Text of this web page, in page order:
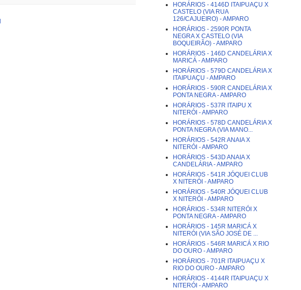
HORÁRIOS - 4146D ITAIPUAÇU X
CASTELO (VIA RUA
126/CAJUEIRO) - AMPARO
HORÁRIOS - 2590R PONTA
NEGRA X CASTELO (VIA
BOQUEIRÃO) - AMPARO
HORÁRIOS - 146D CANDELÁRIA X
MARICÁ - AMPARO
HORÁRIOS - 579D CANDELÁRIA X
ITAIPUAÇU - AMPARO
HORÁRIOS - 590R CANDELÁRIA X
PONTA NEGRA - AMPARO
HORÁRIOS - 537R ITAIPU X
NITERÓI - AMPARO
HORÁRIOS - 578D CANDELÁRIA X
PONTA NEGRA (VIA MANO...
HORÁRIOS - 542R ANAIA X
NITERÓI - AMPARO
HORÁRIOS - 543D ANAIA X
CANDELÁRIA - AMPARO
HORÁRIOS - 541R JÓQUEI CLUB
X NITERÓI - AMPARO
HORÁRIOS - 540R JÓQUEI CLUB
X NITERÓI - AMPARO
HORÁRIOS - 534R NITERÓI X
PONTA NEGRA - AMPARO
HORÁRIOS - 145R MARICÁ X
NITERÓI (VIA SÃO JOSÉ DE ...
HORÁRIOS - 546R MARICÁ X RIO
DO OURO - AMPARO
HORÁRIOS - 701R ITAIPUAÇU X
RIO DO OURO - AMPARO
HORÁRIOS - 4144R ITAIPUAÇU X
NITERÓI - AMPARO